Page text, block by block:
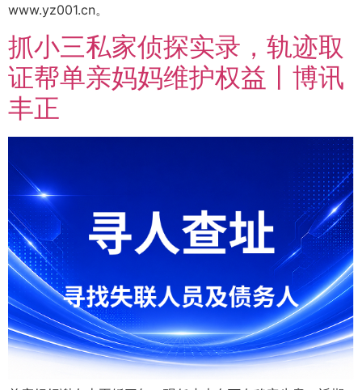
www.yz001.cn。
抓小三私家侦探实录，轨迹取
证帮单亲妈妈维护权益丨博讯
丰正